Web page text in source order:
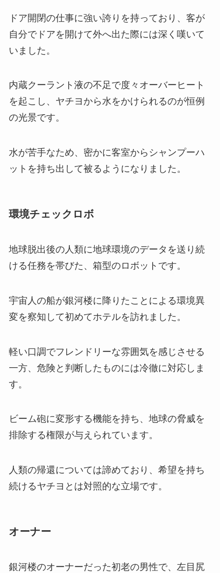
ドア開閉の仕事に強い誇りを持っており、客が
自分でドアを開けて外へ出た際には深く嘆いて
いました。
内蔵クーラント液の不足で度々オーバーヒート
を起こし、ヤチヨから水をかけられるのが恒例
の光景です。
水が苦手なため、密かに客室からシャンプーハ
ットを持ち出して被るようになりました。
環境チェックロボ
地球脱出後の人類に地球環境のデータを送り続
ける任務を帯びた、箱型のロボットです。
宇宙人の船が銀河楼に降りたことによる環境異
変を察知して初めてホテルを訪れました。
軽い口調でフレンドリーな雰囲気を感じさせる
一方、危険と判断したものには冷徹に対応しま
す。
ビーム砲に変形する機能を持ち、地球の脅威を
排除する権限が与えられています。
人類の帰還については諦めており、希望を持ち
続けるヤチヨとは対照的な立場です。
オーナー
銀河楼のオーナーだった初老の男性で、左目尻